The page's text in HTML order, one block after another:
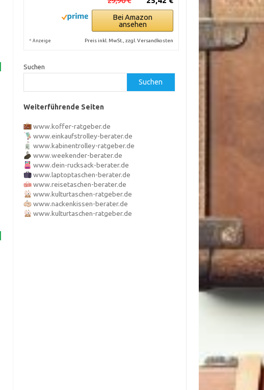
Bei Amazon
ansehen
* Anzeige Preis inkl. MwSt., zzgl. Versandkosten
Suchen
Suchen
Weiterführende Seiten
www.koffer-ratgeber.de
www.einkaufstrolley-berater.de
www.kabinentrolley-ratgeber.de
www.weekender-berater.de
www.dein-rucksack-berater.de
www.laptoptaschen-berater.de
www.reisetaschen-berater.de
www.kulturtaschen-ratgeber.de
www.nackenkissen-berater.de
www.kulturtaschen-ratgeber.de